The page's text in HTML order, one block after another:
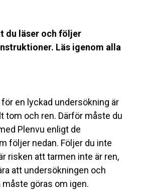
du läser och följer
Läs igenom alla
en lyckad undersökning är
tom och ren. Därför måste du
Plenvu enligt de
följer nedan. Följer du inte
risken att tarmen inte är ren,
att undersökningen och
göras om igen.